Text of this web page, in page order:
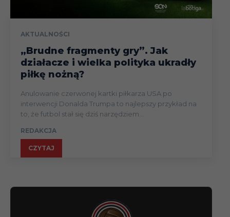
AKTUALNOŚCI
„Brudne fragmenty gry”. Jak
działacze i wielka polityka ukradły
piłkę nożną?
Anulowanie czerwonej kartki piłkarza USA po
interwencji Donalda Trumpa to najlepszy przykład na
to, że futbol stał się dziś narzędziem...
REDAKCJA
CZYTAJ